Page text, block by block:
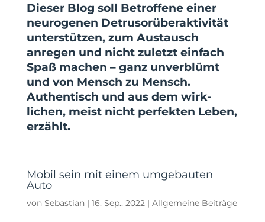
Dieser Blog soll Betroffene einer
neurogenen Detrusor­über­aktivität
unterstützen, zum Austausch
anregen und nicht zuletzt einfach
Spaß machen – ganz unver­blümt
und von Mensch zu Mensch.
Authen­tisch und aus dem wirk­
lichen, meist nicht perfekten Leben,
erzählt.
Mobil sein mit einem umgebauten
Auto
von Sebastian| 16. Sep.. 2022| Allgemeine Beiträge